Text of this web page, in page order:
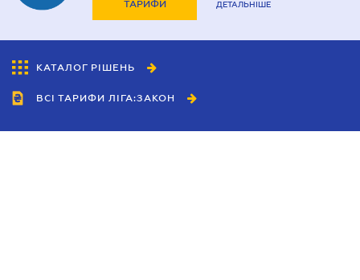
ТАРИФИ ДЕТАЛЬНІШЕ
КАТАЛОГ РІШЕНЬ
ВСІ ТАРИФИ ЛІГА:ЗАКОН